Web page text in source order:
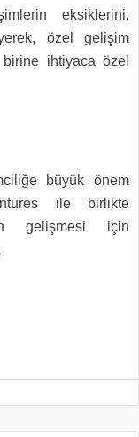
eksiklerini,
özel gelişim
ihtiyaca özel
büyük önem
ile birlikte
gelişmesi için